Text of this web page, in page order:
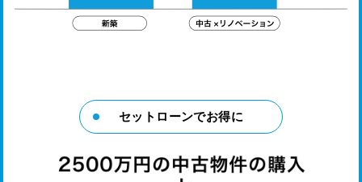
セットローンでお得に